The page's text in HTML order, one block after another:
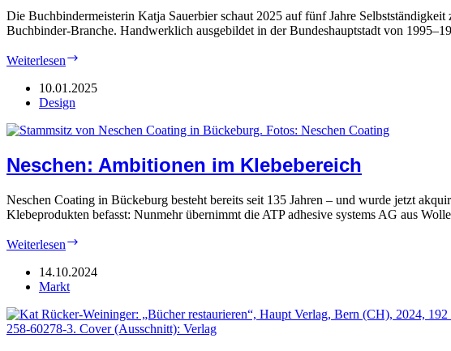
Die Buchbindermeisterin Katja Sauerbier schaut 2025 auf fünf Jahre
Buchbinder-Branche. Handwerklich ausgebildet in der Bundeshauptstadt von
Weiterlesen
Offenheit
10.01.2025
Design
Neschen: Ambitionen im Klebebereich
Neschen Coating in Bückeburg besteht bereits seit 135 Jahren – und wurde jetzt
Klebeprodukten befasst: Nunmehr übernimmt die ATP adhesive systems AG aus
Weiterlesen
im
14.10.2024
Markt